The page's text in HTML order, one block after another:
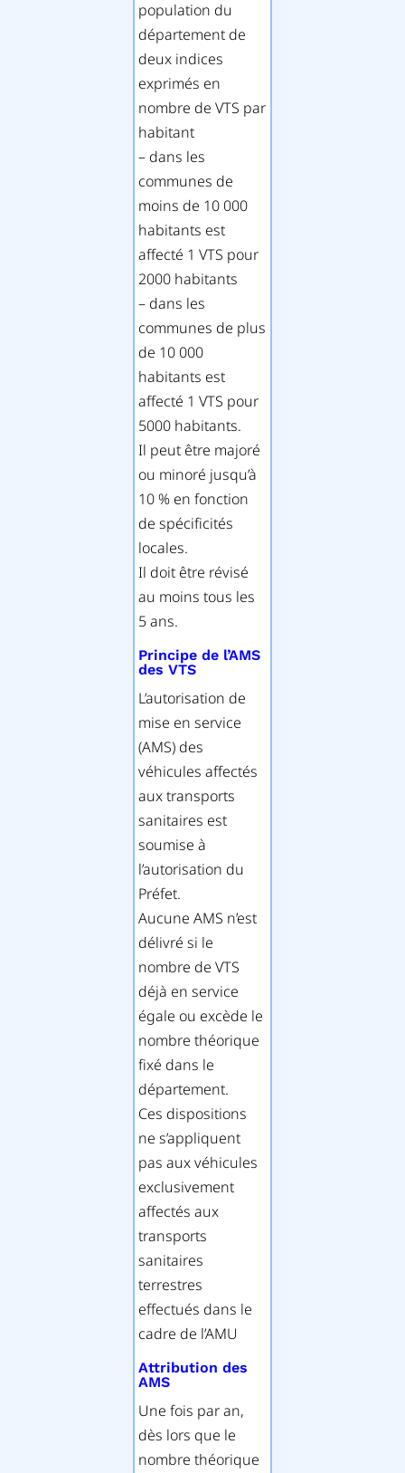
population du
département de
deux indices
exprimés en
nombre de VTS par
habitant
– dans les
communes de
moins de 10 000
habitants est
affecté 1 VTS pour
2000 habitants
– dans les
communes de plus
de 10 000
habitants est
affecté 1 VTS pour
5000 habitants.
Il peut être majoré
ou minoré jusqu’à
10 % en fonction
de spécificités
locales.
Il doit être révisé
au moins tous les
5 ans.
Principe de l’AMS
des VTS
L’autorisation de
mise en service
(AMS) des
véhicules affectés
aux transports
sanitaires est
soumise à
l’autorisation du
Préfet.
Aucune AMS n’est
délivré si le
nombre de VTS
déjà en service
égale ou excède le
nombre théorique
fixé dans le
département.
Ces dispositions
ne s’appliquent
pas aux véhicules
exclusivement
affectés aux
transports
sanitaires
terrestres
effectués dans le
cadre de l’AMU
Attribution des
AMS
Une fois par an,
dès lors que le
nombre théorique